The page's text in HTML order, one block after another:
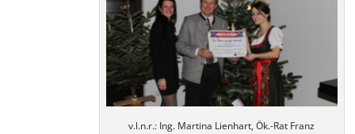
v.l.n.r.: Ing. Martina Lienhart, Ök.-Rat Franz